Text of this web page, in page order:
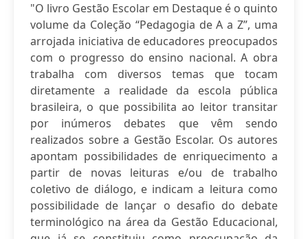
"O livro Gestão Escolar em Destaque é o quinto
volume da Coleção “Pedagogia de A a Z”, uma
arrojada iniciativa de educadores preocupados
com o progresso do ensino nacional. A obra
trabalha com diversos temas que tocam
diretamente a realidade da escola pública
brasileira, o que possibilita ao leitor transitar
por inúmeros debates que vêm sendo
realizados sobre a Gestão Escolar. Os autores
apontam possibilidades de enriquecimento a
partir de novas leituras e/ou de trabalho
coletivo de diálogo, e indicam a leitura como
possibilidade de lançar o desafio do debate
terminológico na área da Gestão Educacional,